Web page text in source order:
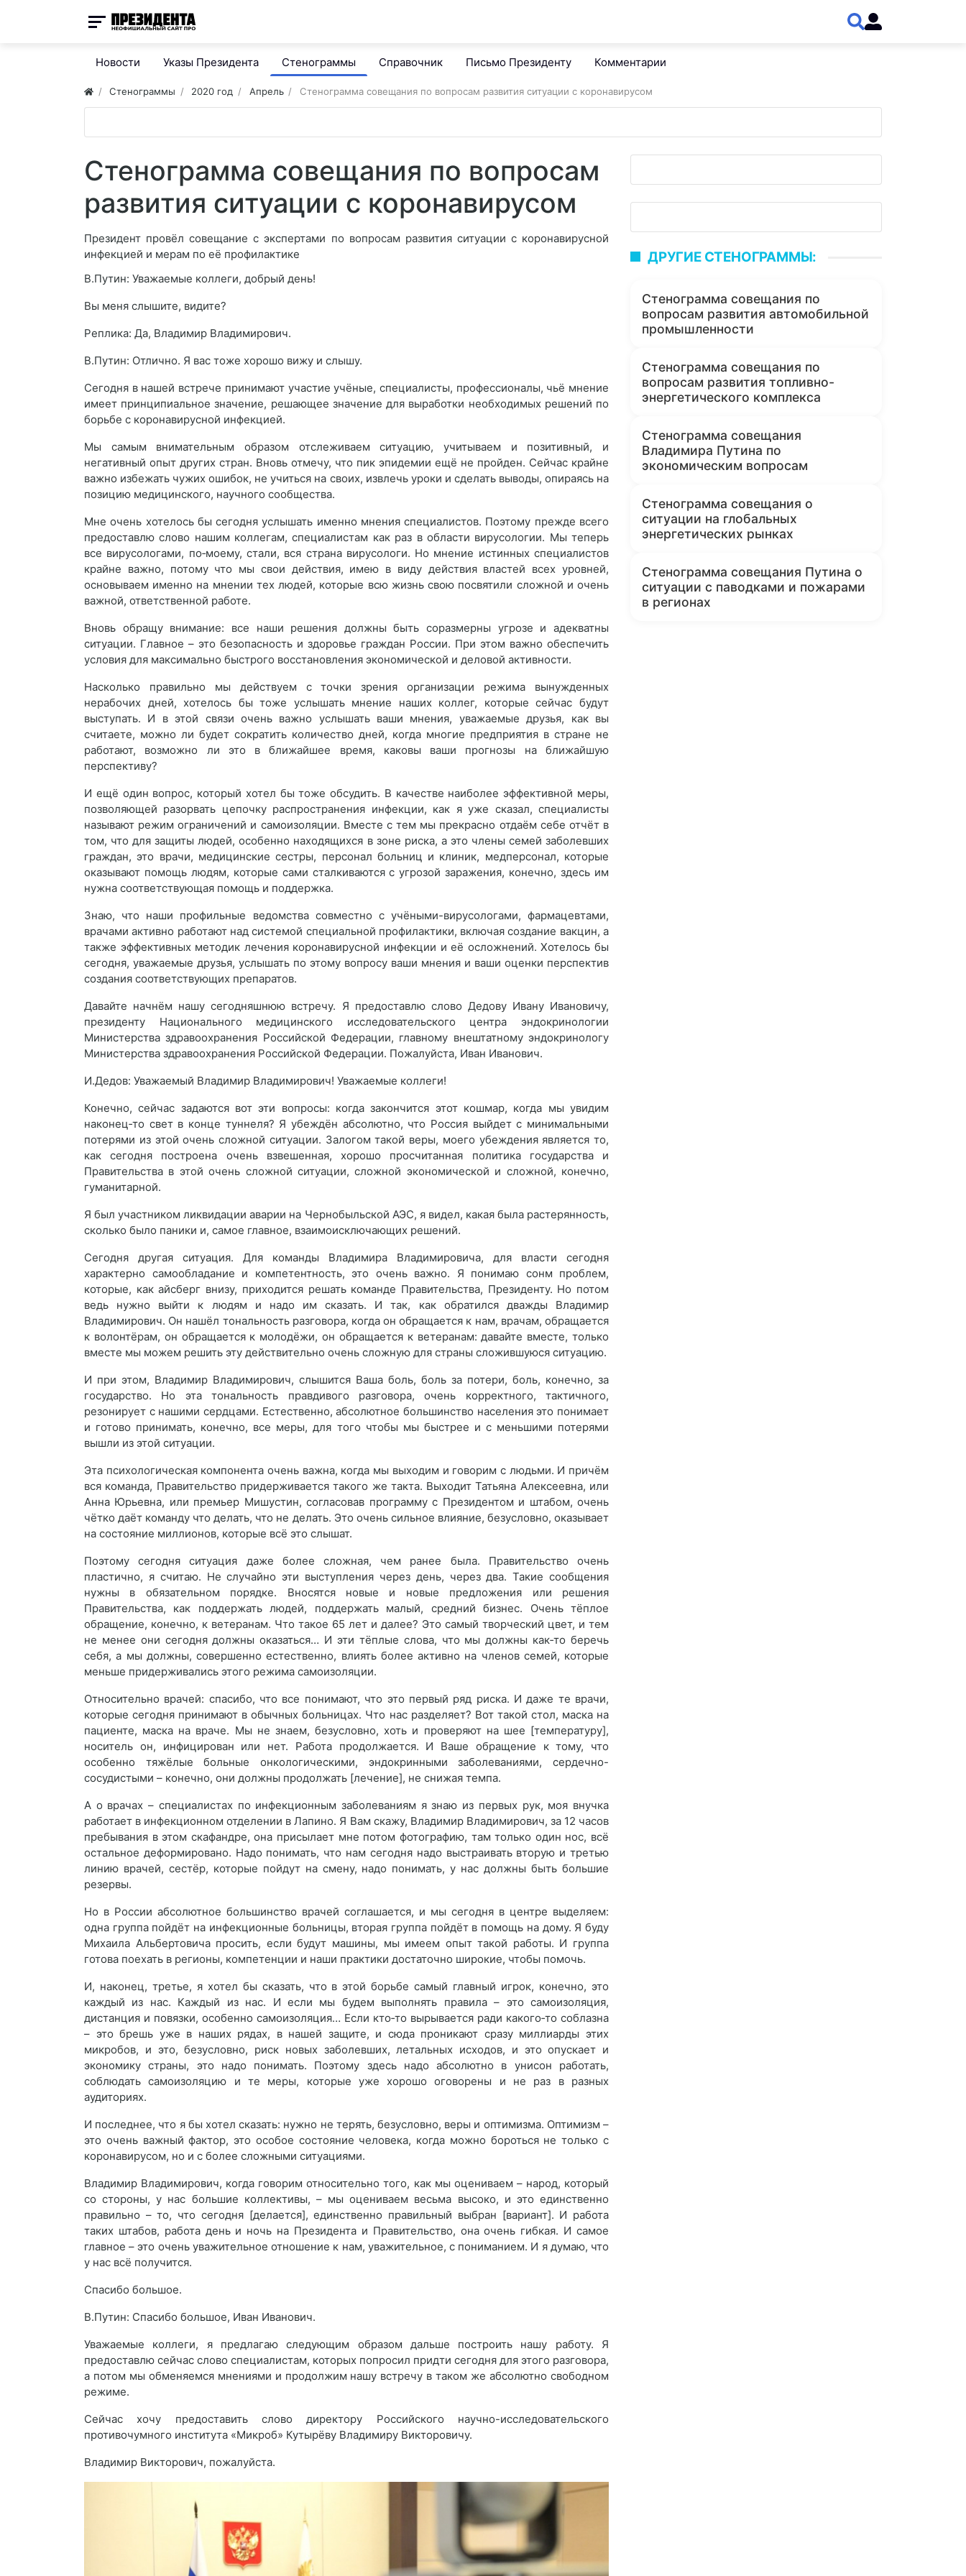
Новости Указы Президента Стенограммы Справочник Письмо Президенту Комментарии
Стенограммы 2020 год Апрель Стенограмма совещания по вопросам развития ситуации с коронавирусом
Стенограмма совещания по вопросам
развития ситуации с коронавирусом
Президент провёл совещание с экспертами по вопросам развития ситуации с коронавирусной
инфекцией и мерам по её профилактике
В.Путин: Уважаемые коллеги, добрый день!
Вы меня слышите, видите?
Реплика: Да, Владимир Владимирович.
В.Путин: Отлично. Я вас тоже хорошо вижу и слышу.
Сегодня в нашей встрече принимают участие учёные, специалисты, профессионалы, чьё мнение
имеет принципиальное значение, решающее значение для выработки необходимых решений по
борьбе с коронавирусной инфекцией.
Мы самым внимательным образом отслеживаем ситуацию, учитываем и позитивный, и
негативный опыт других стран. Вновь отмечу, что пик эпидемии ещё не пройден. Сейчас крайне
важно избежать чужих ошибок, не учиться на своих, извлечь уроки и сделать выводы, опираясь на
позицию медицинского, научного сообщества.
Мне очень хотелось бы сегодня услышать именно мнения специалистов. Поэтому прежде всего
предоставлю слово нашим коллегам, специалистам как раз в области вирусологии. Мы теперь
все вирусологами, по‑моему, стали, вся страна вирусологи. Но мнение истинных специалистов
крайне важно, потому что мы свои действия, имею в виду действия властей всех уровней,
основываем именно на мнении тех людей, которые всю жизнь свою посвятили сложной и очень
важной, ответственной работе.
Вновь обращу внимание: все наши решения должны быть соразмерны угрозе и адекватны
ситуации. Главное – это безопасность и здоровье граждан России. При этом важно обеспечить
условия для максимально быстрого восстановления экономической и деловой активности.
Насколько правильно мы действуем с точки зрения организации режима вынужденных
нерабочих дней, хотелось бы тоже услышать мнение наших коллег, которые сейчас будут
выступать. И в этой связи очень важно услышать ваши мнения, уважаемые друзья, как вы
считаете, можно ли будет сократить количество дней, когда многие предприятия в стране не
работают, возможно ли это в ближайшее время, каковы ваши прогнозы на ближайшую
перспективу?
И ещё один вопрос, который хотел бы тоже обсудить. В качестве наиболее эффективной меры,
позволяющей разорвать цепочку распространения инфекции, как я уже сказал, специалисты
называют режим ограничений и самоизоляции. Вместе с тем мы прекрасно отдаём себе отчёт в
том, что для защиты людей, особенно находящихся в зоне риска, а это члены семей заболевших
граждан, это врачи, медицинские сестры, персонал больниц и клиник, медперсонал, которые
оказывают помощь людям, которые сами сталкиваются с угрозой заражения, конечно, здесь им
нужна соответствующая помощь и поддержка.
Знаю, что наши профильные ведомства совместно с учёными-вирусологами, фармацевтами,
врачами активно работают над системой специальной профилактики, включая создание вакцин, а
также эффективных методик лечения коронавирусной инфекции и её осложнений. Хотелось бы
сегодня, уважаемые друзья, услышать по этому вопросу ваши мнения и ваши оценки перспектив
создания соответствующих препаратов.
Давайте начнём нашу сегодняшнюю встречу. Я предоставлю слово Дедову Ивану Ивановичу,
президенту Национального медицинского исследовательского центра эндокринологии
Министерства здравоохранения Российской Федерации, главному внештатному эндокринологу
Министерства здравоохранения Российской Федерации. Пожалуйста, Иван Иванович.
И.Дедов: Уважаемый Владимир Владимирович! Уважаемые коллеги!
Конечно, сейчас задаются вот эти вопросы: когда закончится этот кошмар, когда мы увидим
наконец‑то свет в конце туннеля? Я убеждён абсолютно, что Россия выйдет с минимальными
потерями из этой очень сложной ситуации. Залогом такой веры, моего убеждения является то,
как сегодня построена очень взвешенная, хорошо просчитанная политика государства и
Правительства в этой очень сложной ситуации, сложной экономической и сложной, конечно,
гуманитарной.
Я был участником ликвидации аварии на Чернобыльской АЭС, я видел, какая была растерянность,
сколько было паники и, самое главное, взаимоисключающих решений.
Сегодня другая ситуация. Для команды Владимира Владимировича, для власти сегодня
характерно самообладание и компетентность, это очень важно. Я понимаю сонм проблем,
которые, как айсберг внизу, приходится решать команде Правительства, Президенту. Но потом
ведь нужно выйти к людям и надо им сказать. И так, как обратился дважды Владимир
Владимирович. Он нашёл тональность разговора, когда он обращается к нам, врачам, обращается
к волонтёрам, он обращается к молодёжи, он обращается к ветеранам: давайте вместе, только
вместе мы можем решить эту действительно очень сложную для страны сложившуюся ситуацию.
И при этом, Владимир Владимирович, слышится Ваша боль, боль за потери, боль, конечно, за
государство. Но эта тональность правдивого разговора, очень корректного, тактичного,
резонирует с нашими сердцами. Естественно, абсолютное большинство населения это понимает
и готово принимать, конечно, все меры, для того чтобы мы быстрее и с меньшими потерями
вышли из этой ситуации.
Эта психологическая компонента очень важна, когда мы выходим и говорим с людьми. И причём
вся команда, Правительство придерживается такого же такта. Выходит Татьяна Алексеевна, или
Анна Юрьевна, или премьер Мишустин, согласовав программу с Президентом и штабом, очень
чётко даёт команду что делать, что не делать. Это очень сильное влияние, безусловно, оказывает
на состояние миллионов, которые всё это слышат.
Поэтому сегодня ситуация даже более сложная, чем ранее была. Правительство очень
пластично, я считаю. Не случайно эти выступления через день, через два. Такие сообщения
нужны в обязательном порядке. Вносятся новые и новые предложения или решения
Правительства, как поддержать людей, поддержать малый, средний бизнес. Очень тёплое
обращение, конечно, к ветеранам. Что такое 65 лет и далее? Это самый творческий цвет, и тем
не менее они сегодня должны оказаться… И эти тёплые слова, что мы должны как‑то беречь
себя, а мы должны, совершенно естественно, влиять более активно на членов семей, которые
меньше придерживались этого режима самоизоляции.
Относительно врачей: спасибо, что все понимают, что это первый ряд риска. И даже те врачи,
которые сегодня принимают в обычных больницах. Что нас разделяет? Вот такой стол, маска на
пациенте, маска на враче. Мы не знаем, безусловно, хоть и проверяют на шее [температуру],
носитель он, инфицирован или нет. Работа продолжается. И Ваше обращение к тому, что
особенно тяжёлые больные онкологическими, эндокринными заболеваниями, сердечно-
сосудистыми – конечно, они должны продолжать [лечение], не снижая темпа.
А о врачах – специалистах по инфекционным заболеваниям я знаю из первых рук, моя внучка
работает в инфекционном отделении в Лапино. Я Вам скажу, Владимир Владимирович, за 12 часов
пребывания в этом скафандре, она присылает мне потом фотографию, там только один нос, всё
остальное деформировано. Надо понимать, что нам сегодня надо выстраивать вторую и третью
линию врачей, сестёр, которые пойдут на смену, надо понимать, у нас должны быть большие
резервы.
Но в России абсолютное большинство врачей соглашается, и мы сегодня в центре выделяем:
одна группа пойдёт на инфекционные больницы, вторая группа пойдёт в помощь на дому. Я буду
Михаила Альбертовича просить, если будут машины, мы имеем опыт такой работы. И группа
готова поехать в регионы, компетенции и наши практики достаточно широкие, чтобы помочь.
И, наконец, третье, я хотел бы сказать, что в этой борьбе самый главный игрок, конечно, это
каждый из нас. Каждый из нас. И если мы будем выполнять правила – это самоизоляция,
дистанция и повязки, особенно самоизоляция… Если кто‑то вырывается ради какого‑то соблазна
– это брешь уже в наших рядах, в нашей защите, и сюда проникают сразу миллиарды этих
микробов, и это, безусловно, риск новых заболевших, летальных исходов, и это опускает и
экономику страны, это надо понимать. Поэтому здесь надо абсолютно в унисон работать,
соблюдать самоизоляцию и те меры, которые уже хорошо оговорены и не раз в разных
аудиториях.
И последнее, что я бы хотел сказать: нужно не терять, безусловно, веры и оптимизма. Оптимизм –
это очень важный фактор, это особое состояние человека, когда можно бороться не только с
коронавирусом, но и с более сложными ситуациями.
Владимир Владимирович, когда говорим относительно того, как мы оцениваем – народ, который
со стороны, у нас большие коллективы, – мы оцениваем весьма высоко, и это единственно
правильно – то, что сегодня [делается], единственно правильный выбран [вариант]. И работа
таких штабов, работа день и ночь на Президента и Правительство, она очень гибкая. И самое
главное – это очень уважительное отношение к нам, уважительное, с пониманием. И я думаю, что
у нас всё получится.
Спасибо большое.
В.Путин: Спасибо большое, Иван Иванович.
Уважаемые коллеги, я предлагаю следующим образом дальше построить нашу работу. Я
предоставлю сейчас слово специалистам, которых попросил придти сегодня для этого разговора,
а потом мы обменяемся мнениями и продолжим нашу встречу в таком же абсолютно свободном
режиме.
Сейчас хочу предоставить слово директору Российского научно-исследовательского
противочумного института «Микроб» Кутырёву Владимиру Викторовичу.
Владимир Викторович, пожалуйста.
ДРУГИЕ СТЕНОГРАММЫ:
Стенограмма совещания по
вопросам развития автомобильной
промышленности
Стенограмма совещания по
вопросам развития топливно-
энергетического комплекса
Стенограмма совещания
Владимира Путина по
экономическим вопросам
Стенограмма совещания о
ситуации на глобальных
энергетических рынках
Стенограмма совещания Путина о
ситуации с паводками и пожарами
в регионах